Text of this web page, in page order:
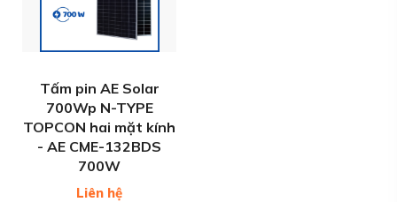
Tấm pin AE Solar
700Wp N-TYPE
TOPCON hai mặt kính
- AE CME-132BDS
700W
Liên hệ